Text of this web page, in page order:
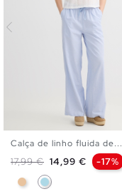
Calça de linho fluida de...
Preço normal
17,99 € Preço
14,99 € -17%
BegeAzul Claro